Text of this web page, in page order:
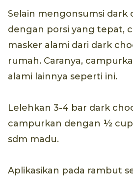
Selain mengonsumsi dark
dengan porsi yang tepat,
masker alami dari dark
rumah. Caranya,
alami lainnya seperti ini.
Lelehkan 3-4 bar dark
campurkan dengan ½
sdm madu.
Aplikasikan pada rambut